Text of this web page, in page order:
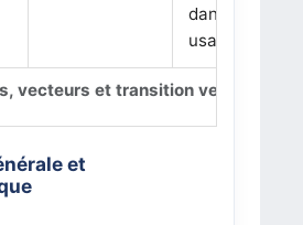
vecteurs et transition vers la
dans les
usages.
et